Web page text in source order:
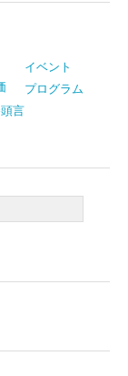
イベント
プログラム
言